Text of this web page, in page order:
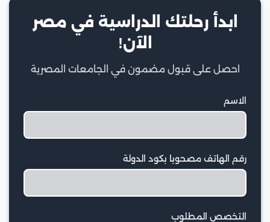
ابدأ رحلتك الدراسية في مصر
الآن!
احصل على قبول مضمون في الجامعات المصرية
الاسم
رقم الهاتف مصحوبا بكود الدولة
التخصص المطلوب